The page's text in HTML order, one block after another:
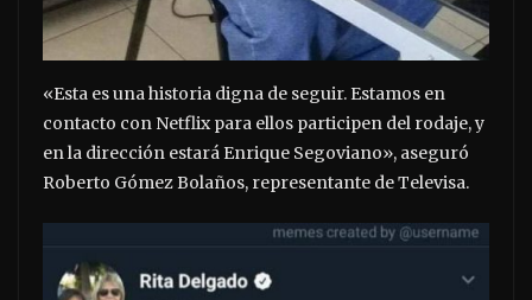
«Esta es una historia digna de seguir. Estamos en
contacto con Netflix para ellos participen del rodaje, y
en la dirección estará Enrique Segoviano», aseguró
Roberto Gómez Bolaños, representante de Televisa.